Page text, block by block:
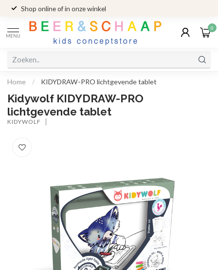
Shop online of in onze winkel
MENU
0
Home / KIDYDRAW-PRO lichtgevende tablet
Kidywolf KIDYDRAW-PRO
lichtgevende tablet
KIDYWOLF